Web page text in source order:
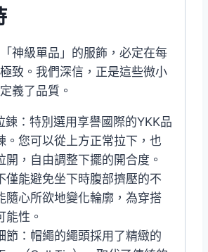
神級單品」的服飾，必定在每
致。我們深信，正是這些微小
義了品質。
鍊：特別選用享譽國際的YKK品
。您可以從上方正常拉下，也
開，自由調整下擺的開合度。
僅能避免坐下時腹部擠壓的不
隨心所欲地變化輪廓，為穿搭
能性。
節：帽繩的繩頭採用了精緻的